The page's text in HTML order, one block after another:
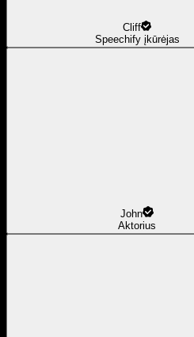
Cliff
Speechify įkūrėjas
John
Aktorius